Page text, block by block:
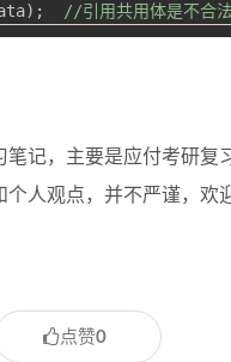
//引用共用体是不合
记，主要是应付考研复
个人观点，并不严谨，欢
点赞0